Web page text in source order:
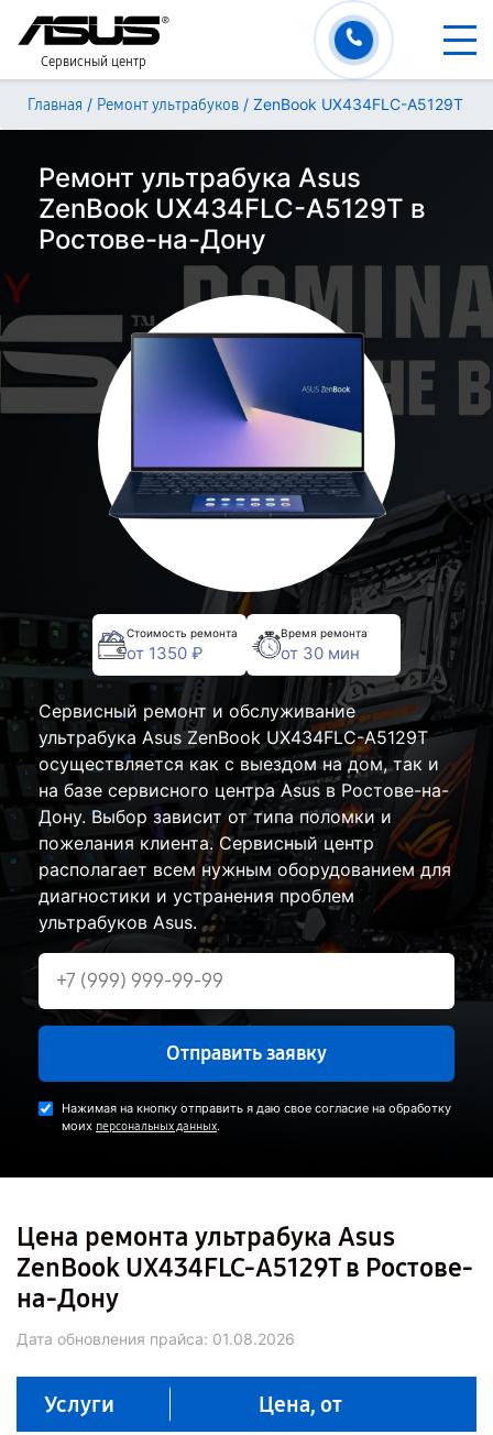
Сервисный центр
Главная / Ремонт ультрабуков / ZenBook UX434FLC-A5129T
Ремонт ультрабука Asus
ZenBook UX434FLC-A5129T в
Ростове-на-Дону
Стоимость ремонта
от 1350 ₽
Время ремонта
от 30 мин
Сервисный ремонт и обслуживание
ультрабука Asus ZenBook UX434FLC-A5129T
осуществляется как с выездом на дом, так и
на базе сервисного центра Asus в Ростове-на-
Дону. Выбор зависит от типа поломки и
пожелания клиента. Сервисный центр
располагает всем нужным оборудованием для
диагностики и устранения проблем
ультрабуков Asus.
Отправить заявку
Нажимая на кнопку отправить я даю свое согласие на обработку
моих персональных данных.
Цена ремонта ультрабука Asus
ZenBook UX434FLC-A5129T в Ростове-
на-Дону
Дата обновления прайса: 01.08.2026
Услуги Цена, от